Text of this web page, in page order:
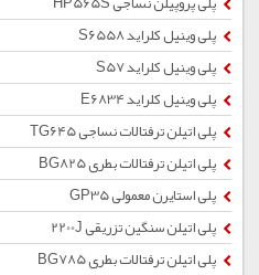
پلی وینیل کلراید S6558
پلی وینیل کلراید S57
پلی وینیل کلراید E6834
پلی اتیلن ترفتالات نساجی TG645
پلی اتیلن ترفتالات بطری BG825
پلی استایرن معمولی GP35
پلی اتیلن سنگین تزریقی 2200J
پلی اتیلن ترفتالات بطری BG785